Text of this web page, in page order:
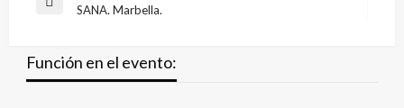
SANA. Marbella.
Función en el evento: